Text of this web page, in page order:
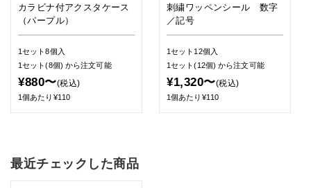
カラビナ付アクスタケース
（パープル）
1セット8個入
1セット(8個) から注文可能
¥880〜(税込)
1個あたり¥110
刺繍ワッペンシール 数字
／記号
1セット12個入
1セット(12個)から注文可能
¥1,320〜(税込)
1個あたり¥110
最近チェックした商品